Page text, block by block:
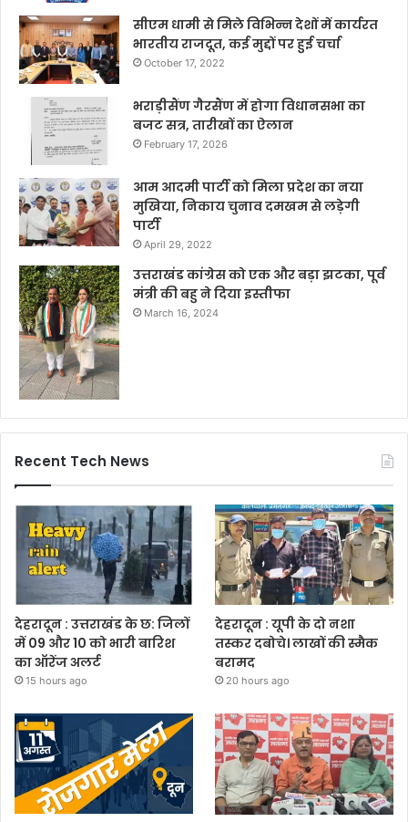
सीएम धामी से मिले विभिन्न देशों में कार्यरत
भारतीय राजदूत, कई मुद्दों पर हुई चर्चा
October 17, 2022
भराड़ीसैंण गैरसैंण में होगा विधानसभा का
बजट सत्र, तारीखों का ऐलान
February 17, 2026
आम आदमी पार्टी को मिला प्रदेश का नया
मुखिया, निकाय चुनाव दमखम से लड़ेगी
पार्टी
April 29, 2022
उत्तराखंड कांग्रेस को एक और बड़ा झटका, पूर्व
मंत्री की बहु ने दिया इस्तीफा
March 16, 2024
Recent Tech News
देहरादून : उत्तराखंड के छ: जिलों
में 09 और 10 को भारी बारिश
का ऑरेंज अलर्ट
15 hours ago
देहरादून : यूपी के दो नशा
तस्कर दबोचे। लाखों की स्मैक
बरामद
20 hours ago